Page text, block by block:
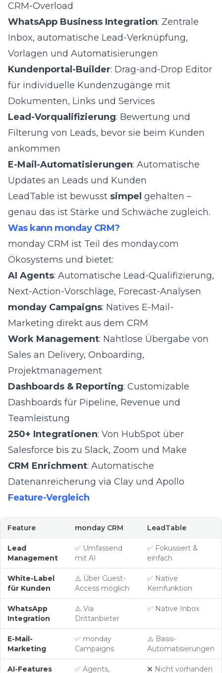
CRM-Overload
WhatsApp Business Integration: Zentrale
Inbox, automatische Lead-Verknüpfung,
Vorlagen und Automatisierungen
Kundenportal-Builder: Drag-and-Drop Editor
für individuelle Kundenzugänge mit
Dokumenten, Links und Services
Lead-Vorqualifizierung: Bewertung und
Filterung von Leads, bevor sie beim Kunden
ankommen
E-Mail-Automatisierungen: Automatische
Updates an Leads und Kunden
LeadTable ist bewusst simpel gehalten –
genau das ist Stärke und Schwäche zugleich.
Was kann monday CRM?
monday CRM ist Teil des monday.com
Ökosystems und bietet:
AI Agents: Automatische Lead-Qualifizierung,
Next-Action-Vorschläge, Forecast-Analysen
monday Campaigns: Natives E-Mail-
Marketing direkt aus dem CRM
Work Management: Nahtlose Übergabe von
Sales an Delivery, Onboarding,
Projektmanagement
Dashboards & Reporting: Customizable
Dashboards für Pipeline, Revenue und
Teamleistung
250+ Integrationen: Von HubSpot über
Salesforce bis zu Slack, Zoom und Make
CRM Enrichment: Automatische
Datenanreicherung via Clay und Apollo
Feature-Vergleich
Feature monday CRM LeadTable
Lead
Management
✅ Umfassend
mit AI
✅ Fokussiert &
einfach
White-Label
für Kunden
⚠️ Über Guest-
Access möglich
✅ Native
Kernfunktion
WhatsApp
Integration
⚠️ Via
Drittanbieter
✅ Native Inbox
E-Mail-
Marketing
✅ monday
Campaigns
⚠️ Basis-
Automatisierungen
AI-Features ✅ Agents, ❌ Nicht vorhanden